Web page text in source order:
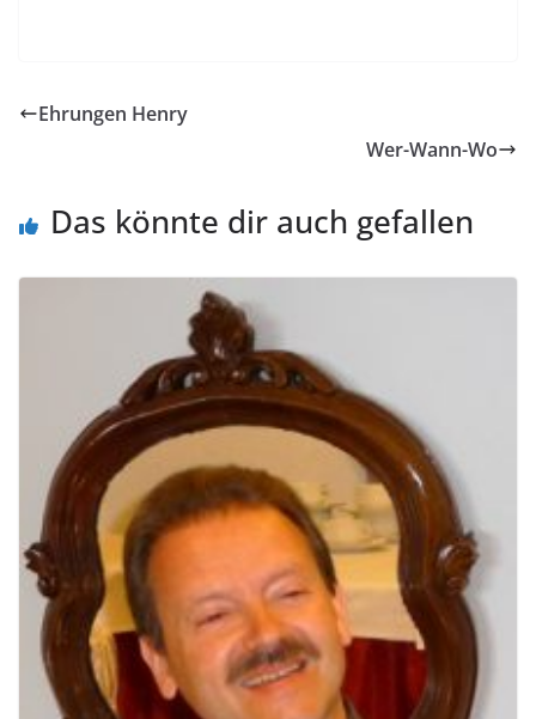
Ehrungen Henry
Wer-Wann-Wo
Das könnte dir auch gefallen